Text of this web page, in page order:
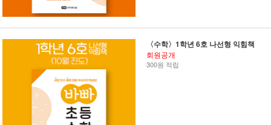
〈수학〉1학년 6호 나선형 익힘책
회원공개
300원 적립